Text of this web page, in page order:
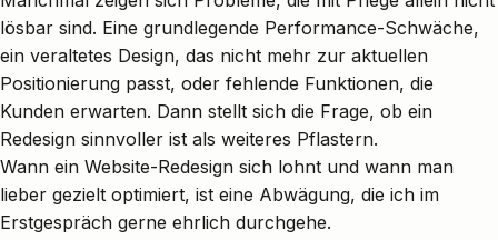
lösbar sind. Eine grundlegende Performance-Schwäche,
ein veraltetes Design, das nicht mehr zur aktuellen
Positionierung passt, oder fehlende Funktionen, die
Kunden erwarten. Dann stellt sich die Frage, ob ein
Redesign sinnvoller ist als weiteres Pflastern.
Wann ein Website-Redesign sich lohnt und wann man
lieber gezielt optimiert, ist eine Abwägung, die ich im
Erstgespräch gerne ehrlich durchgehe.